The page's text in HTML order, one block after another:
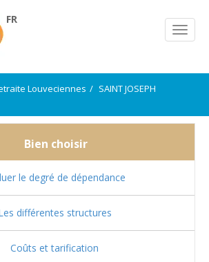
FR
Louveciennes SAINT JOSEPH
Bien choisir
le degré de dépendance
différentes structures
Coûts et tarification